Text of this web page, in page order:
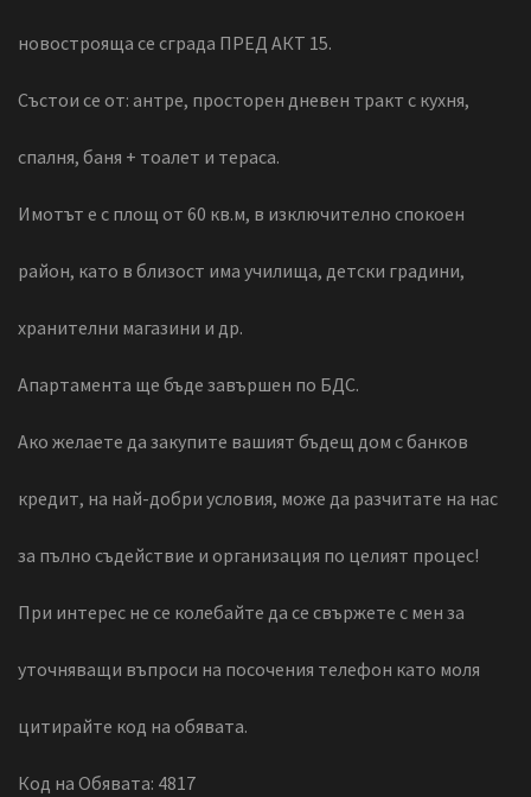
новострояща се сграда ПРЕД АКТ 15.
Състои се от: антре, просторен дневен тракт с кухня,
спалня, баня + тоалет и тераса.
Имотът е с площ от 60 кв.м, в изключително спокоен
район, като в близост има училища, детски градини,
хранителни магазини и др.
Апартамента ще бъде завършен по БДС.
Ако желаете да закупите вашият бъдещ дом с банков
кредит, на най-добри условия, може да разчитате на нас
за пълно съдействие и организация по целият процес!
При интерес не се колебайте да се свържете с мен за
уточняващи въпроси на посочения телефон като моля
цитирайте код на обявата.
Код на Обявата: 4817